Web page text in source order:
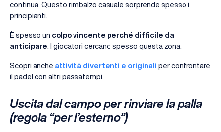
continua. Questo rimbalzo casuale sorprende spesso i
principianti.
È spesso un colpo vincente perché difficile da
anticipare . I giocatori cercano spesso questa zona.
Scopri anche attività divertenti e originali per confrontare
il padel con altri passatempi.
Uscita dal campo per rinviare la palla
(regola “per l’esterno”)